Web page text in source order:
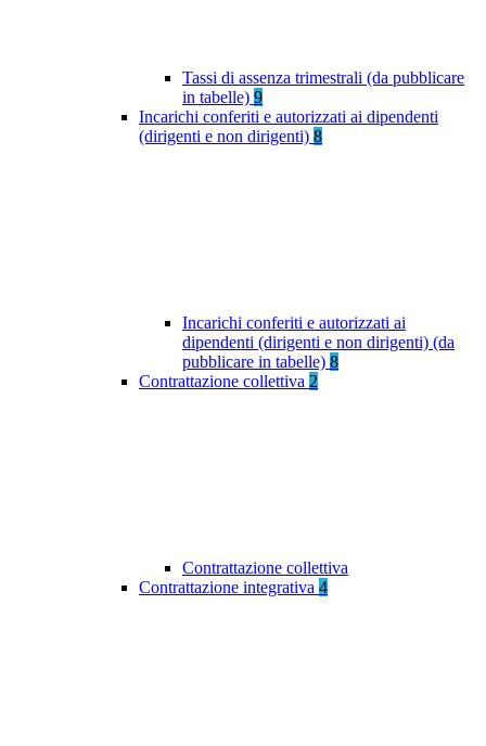
Tassi di assenza trimestrali (da pubblicare
in tabelle) 9
Incarichi conferiti e autorizzati ai dipendenti
(dirigenti e non dirigenti) 8
Incarichi conferiti e autorizzati ai
dipendenti (dirigenti e non dirigenti) (da
pubblicare in tabelle) 8
Contrattazione collettiva 2
Contrattazione collettiva
Contrattazione integrativa 4